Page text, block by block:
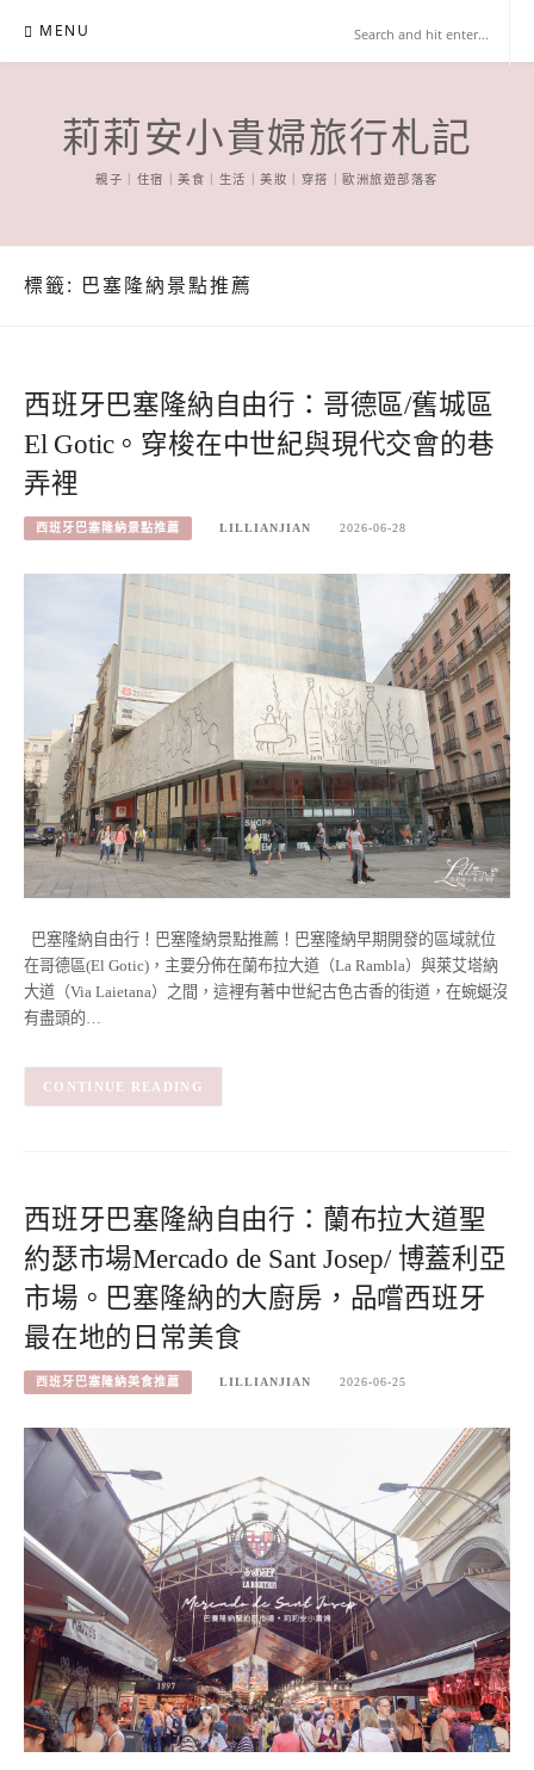
content
MENU
莉莉安小貴婦旅行札記
親子｜住宿｜美食｜生活｜美妝｜穿搭｜歐洲旅遊部落客
標籤: 巴塞隆納景點推薦
西班牙巴塞隆納自由行：哥德區/舊城區
El Gotic。穿梭在中世紀與現代交會的巷
弄裡
西班牙巴塞隆納景點推薦 LILLIANJIAN 2026-06-28
巴塞隆納自由行！巴塞隆納景點推薦！巴塞隆納早期開發的區域就位
在哥德區(El Gotic)，主要分佈在蘭布拉大道（La Rambla）與萊艾塔納
大道（Via Laietana）之間，這裡有著中世紀古色古香的街道，在蜿蜒沒
有盡頭的…
CONTINUE READING
西班牙巴塞隆納自由行：蘭布拉大道聖
約瑟市場Mercado de Sant Josep/ 博蓋利亞
市場。巴塞隆納的大廚房，品嚐西班牙
最在地的日常美食
西班牙巴塞隆納美食推薦 LILLIANJIAN 2026-06-25